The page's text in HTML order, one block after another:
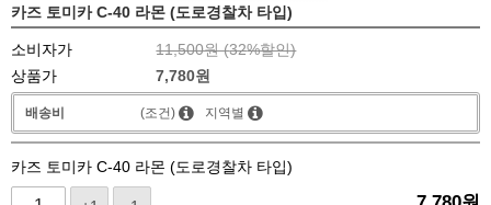
카즈 토미카 C-40 라몬 (도로경찰차 타입)
소비자가 11,500원 (32%할인)
상품가
7,780원
배송비 (조건) 지역별
카즈 토미카 C-40 라몬 (도로경찰차 타입)